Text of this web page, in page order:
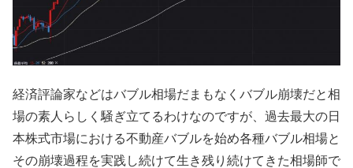
経済評論家などはバブル相場だまもなくバブル崩壊だと相
場の素人らしく騒ぎ立てるわけなのですが、過去最大の日
本株式市場における不動産バブルを始め各種バブル相場と
その崩壊過程を実践し続けて生き残り続けてきた相場師で